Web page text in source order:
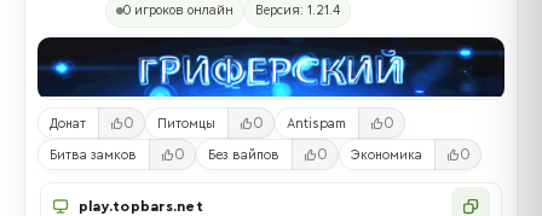
0 игроков онлайн Версия: 1.21.4
Донат 0 Питомцы 0 Antispam 0
Битва замков 0 Без вайпов 0 Экономика 0
play.topbars.net